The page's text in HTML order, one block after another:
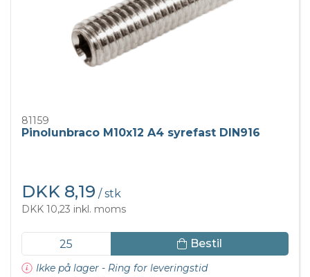
81159
Pinolunbraco M10x12 A4 syrefast DIN916
DKK 8,19 / stk
DKK 10,23 inkl. moms
Bestil
Ikke på lager - Ring for leveringstid